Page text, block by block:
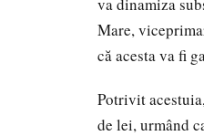
Mare,
că acesta va fi
Potrivit
de lei, urmând